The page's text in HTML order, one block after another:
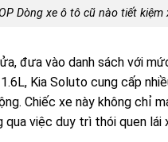
Dòng xe ô tô cũ nào tiết
đưa vào danh sách với
Kia Soluto cung cấp
Chiếc xe này không chỉ
việc duy trì thói quen lái